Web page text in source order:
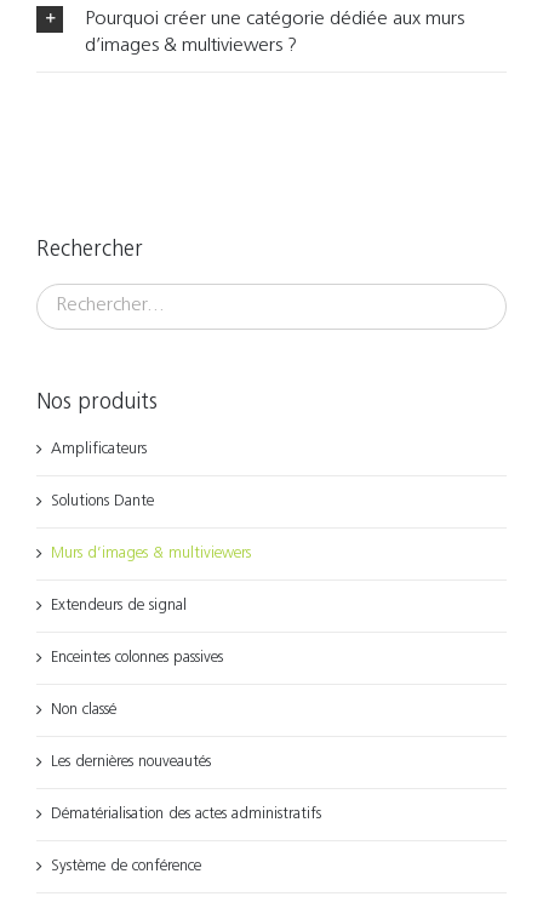
Pourquoi créer une catégorie dédiée aux murs
d’images & multiviewers ?
Rechercher
Nos produits
Amplificateurs
Solutions Dante
Murs d’images & multiviewers
Extendeurs de signal
Enceintes colonnes passives
Non classé
Les dernières nouveautés
Dématérialisation des actes administratifs
Système de conférence